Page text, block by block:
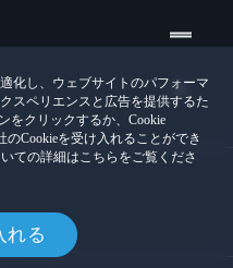
化し、ウェブサイトのパフォーマ
スペリエンスと広告を提供するた
をクリックするか、Cookie
のCookieを受け入れることができ
ての詳細はこちらをご覧くださ
れる